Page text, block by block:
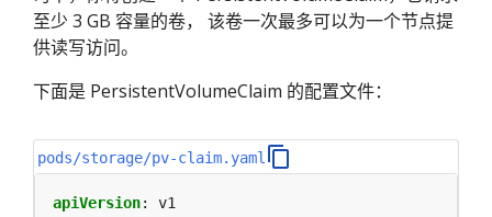
至少 3 GB 容量的卷， 该卷一次最多可以为一个节点提
供读写访问。
下面是 PersistentVolumeClaim 的配置文件：
pods/storage/pv-claim.yaml
apiVersion:
v1